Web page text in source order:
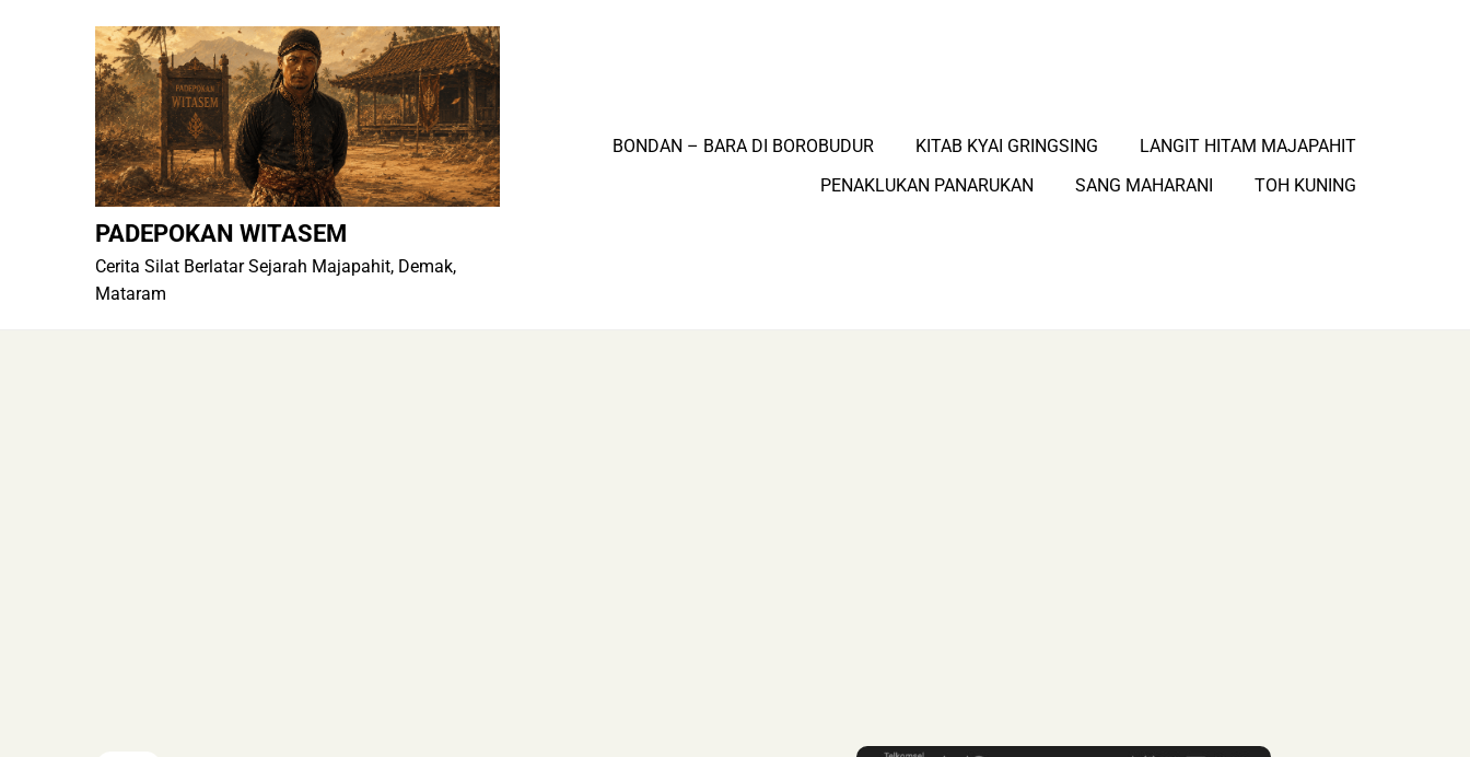
PADEPOKAN WITASEM
Cerita Silat Berlatar Sejarah Majapahit, Demak,
Mataram
BONDAN – BARA DI BOROBUDUR KITAB KYAI GRINGSING
LANGIT HITAM MAJAPAHIT
PENAKLUKAN PANARUKAN
SANG MAHARANI TOH KUNING